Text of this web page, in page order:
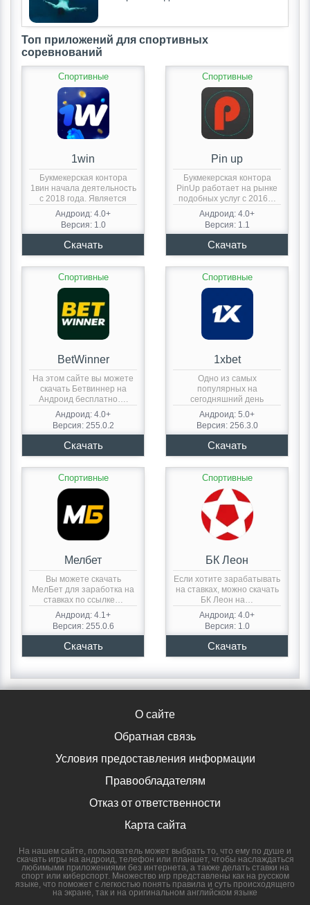
Топ приложений для спортивных
соревнований
Спортивные
1win
Букмекерская контора
1вин начала деятельность
с 2018 года. Является
обладателем…
Андроид: 4.0+
Версия: 1.0
Спортивные
Pin up
Букмекерская контора
PinUp работает на рынке
подобных услуг с 2016…
Андроид: 4.0+
Версия: 1.1
Спортивные
BetWinner
На этом сайте вы можете
скачать Бетвиннер на
Андроид бесплатно….
Андроид: 4.0+
Версия: 255.0.2
Спортивные
1xbet
Одно из самых
популярных на
сегодняшний день
букмекерских контор
является…
Андроид: 5.0+
Версия: 256.3.0
Спортивные
Мелбет
Вы можете скачать
МелБет для заработка на
ставках по ссылке…
Андроид: 4.1+
Версия: 255.0.6
Спортивные
БК Леон
Если хотите зарабатывать
на ставках, можно скачать
БК Леон на…
Андроид: 4.0+
Версия: 1.0
О сайте
Обратная связь
Условия предоставления информации
Правообладателям
Отказ от ответственности
Карта сайта
На нашем сайте, пользователь может выбрать то, что ему по душе и
скачать игры на андроид, телефон или планшет, чтобы наслаждаться
любимыми приложениями без интернета, а также делать ставки на
спорт или киберспорт. Множество игр представлены как на русском
языке, что поможет с легкостью понять правила и суть происходящего
на экране, так и на оригинальном английском языке